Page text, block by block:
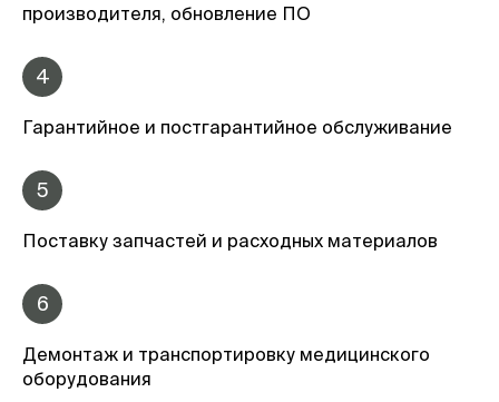
производителя, обновление ПО
4
Гарантийное и постгарантийное обслуживание
5
Поставку запчастей и расходных материалов
6
Демонтаж и транспортировку медицинского
оборудования